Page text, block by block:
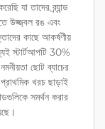
যা তাদের ব্র্যান্ড
উজ্জ্বল রঙ এবং
কাছে আকর্ষণীয়
স্টার্টআপটি 30%
ছোট ব্যাচের
খরচ ছাড়াই
সমর্থন করার